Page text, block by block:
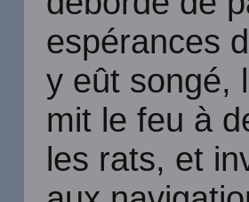
espérances
y eût songé,
mit le feu à
les rats, et